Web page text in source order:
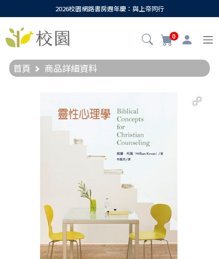
2026校園網路書房週年慶：與上帝同行
0
首頁 商品詳細資料